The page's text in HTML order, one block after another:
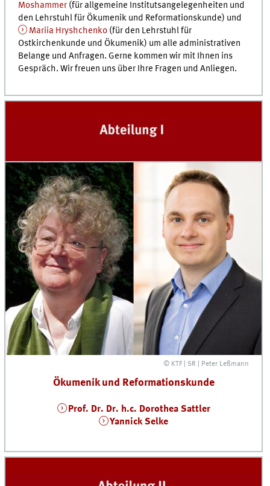
Moshammer (für allgemeine Institutsangelegenheiten und
den Lehrstuhl für Ökumenik und Reformationskunde) und
Mariia Hryshchenko (für den Lehrstuhl für
Ostkirchenkunde und Ökumenik) um alle administrativen
Belange und Anfragen. Gerne kommen wir mit Ihnen ins
Gespräch. Wir freuen uns über Ihre Fragen und Anliegen.
© KTF | SR | Peter Leßmann
Ökumenik und Reformationskunde
Prof. Dr. Dr. h.c. Dorothea Sattler
Yannick Selke